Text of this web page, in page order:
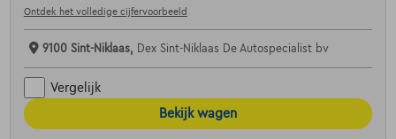
Ontdek het volledige cijfervoorbeeld
9100 Sint-Niklaas, Dex Sint-Niklaas De Autospecialist bv
Vergelijk
Bekijk wagen